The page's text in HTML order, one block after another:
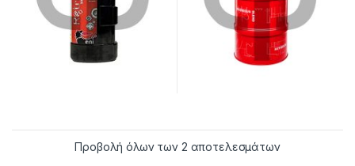
Προβολή όλων των 2 αποτελεσμάτων